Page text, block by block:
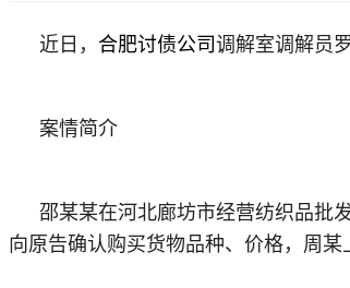
近日， 合肥讨债公司 调解室调解员
案情简介
邵某某在河北廊坊市经营纺织品批
向原告确认购买货物品种、价格，周